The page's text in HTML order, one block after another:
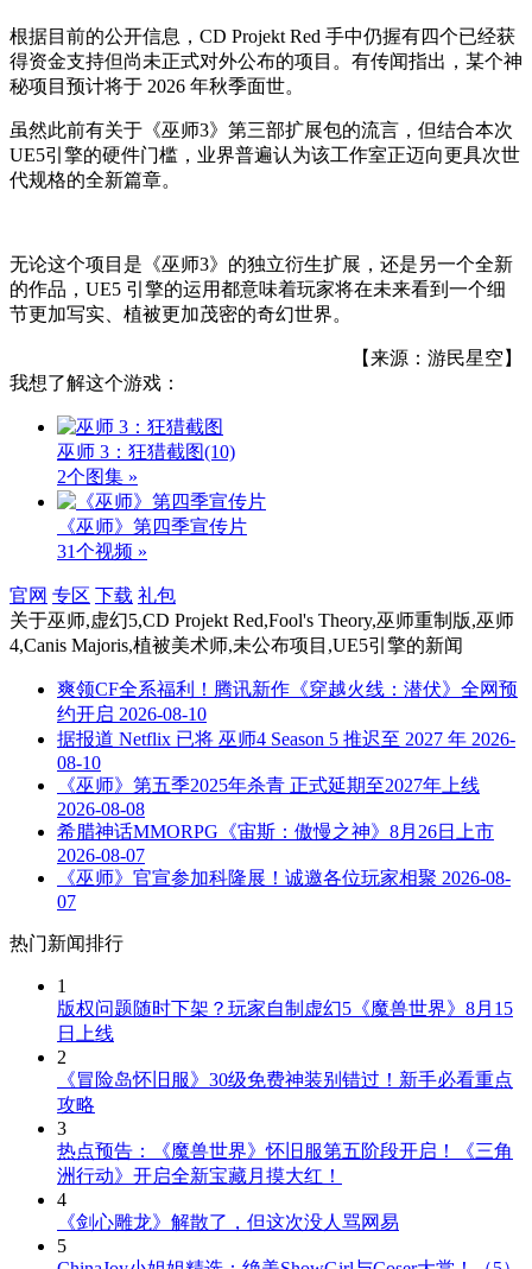
根据目前的公开信息，CD Projekt Red 手中仍握有四个已经获
得资金支持但尚未正式对外公布的项目。有传闻指出，某个神
秘项目预计将于 2026 年秋季面世。
虽然此前有关于《巫师3》第三部扩展包的流言，但结合本次
UE5引擎的硬件门槛，业界普遍认为该工作室正迈向更具次世
代规格的全新篇章。
无论这个项目是《巫师3》的独立衍生扩展，还是另一个全新
的作品，UE5 引擎的运用都意味着玩家将在未来看到一个细
节更加写实、植被更加茂密的奇幻世界。
【来源：游民星空】
我想了解这个游戏：
巫师 3：狂猎截图(10)
2个图集 »
《巫师》第四季宣传片
31个视频 »
官网 专区 下载 礼包
关于巫师,虚幻5,CD Projekt Red,Fool's Theory,巫师重制版,巫师
4,Canis Majoris,植被美术师,未公布项目,UE5引擎的新闻
爽领CF全系福利！腾讯新作《穿越火线：潜伏》全网预
约开启 2026-08-10
据报道 Netflix 已将 巫师4 Season 5 推迟至 2027 年 2026-
08-10
《巫师》第五季2025年杀青 正式延期至2027年上线
2026-08-08
希腊神话MMORPG《宙斯：傲慢之神》8月26日上市
2026-08-07
《巫师》官宣参加科隆展！诚邀各位玩家相聚 2026-08-
07
热门新闻排行
1
版权问题随时下架？玩家自制虚幻5《魔兽世界》8月15
日上线
2
《冒险岛怀旧服》30级免费神装别错过！新手必看重点
攻略
3
热点预告：《魔兽世界》怀旧服第五阶段开启！《三角
洲行动》开启全新宝藏月摸大红！
4
《剑心雕龙》解散了，但这次没人骂网易
5